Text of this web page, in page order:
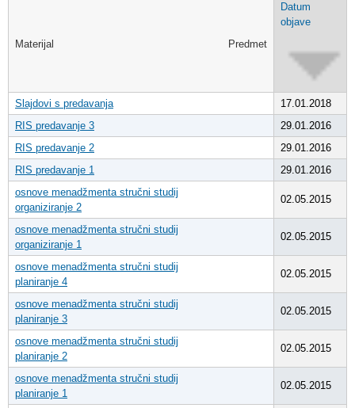
Materijal Predmet
Datum
objave
Slajdovi s predavanja
17.01.2018
RIS predavanje 3
29.01.2016
RIS predavanje 2
29.01.2016
RIS predavanje 1
29.01.2016
osnove menadžmenta stručni studij
organiziranje 2
02.05.2015
osnove menadžmenta stručni studij
organiziranje 1
02.05.2015
osnove menadžmenta stručni studij
planiranje 4
02.05.2015
osnove menadžmenta stručni studij
planiranje 3
02.05.2015
osnove menadžmenta stručni studij
planiranje 2
02.05.2015
osnove menadžmenta stručni studij
planiranje 1
02.05.2015